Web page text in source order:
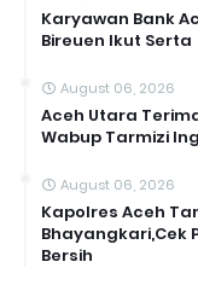
Karyawan Bank
Bireuen Ikut Serta
August 06, 2026
Aceh Utara
Wabup Tarmizi
August 06, 2026
Kapolres Aceh
Bhayangkari,Cek
Bersih